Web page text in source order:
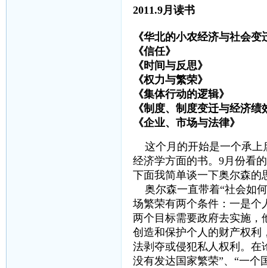
2011.9月读书
《华北的小农经济与社会变
《信任》
《时间与反思
《权力与繁荣
《集体行动的逻辑
《制度、制度变迁与经济绩
《企业、市场与法律
这个月的开始是一个承
经济学方面的书。9月份看
下面我简单谈一下奥尔森的
奥尔森一直带着“社会如
场繁荣有两个条件：一是个
两个目标需要政府去实施，
创造和保护个人的财产权利
法剥夺或侵犯私人权利。在
没有发达国家繁荣”、“一